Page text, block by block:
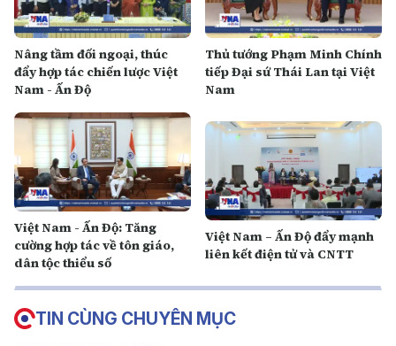
Nâng tầm đối ngoại, thúc
đẩy hợp tác chiến lược Việt
Nam - Ấn Độ
Thủ tướng Phạm Minh Chính
tiếp Đại sứ Thái Lan tại Việt
Nam
Việt Nam - Ấn Độ: Tăng
cường hợp tác về tôn giáo,
dân tộc thiểu số
Việt Nam – Ấn Độ đẩy mạnh
liên kết điện tử và CNTT
TIN CÙNG CHUYÊN MỤC